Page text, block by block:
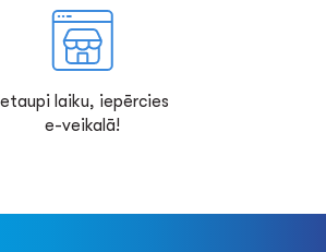
Ietaupi laiku, iepērcies
e-veikalā!